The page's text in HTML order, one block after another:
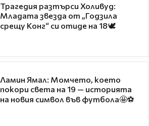
Трагедия разтърси Холивуд:
Младата звезда от „Годзила
срещу Конг“ си отиде на 18🕊️
Ламин Ямал: Момчето, което
покори света на 19 — историята
на новия символ във футбола🤩⚽